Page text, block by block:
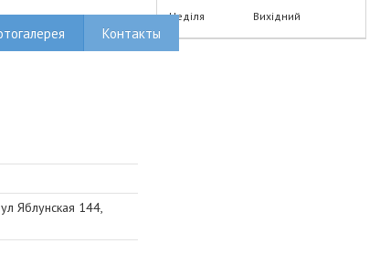
Контакты
Яблунская 144,
Неділя
Вихідний